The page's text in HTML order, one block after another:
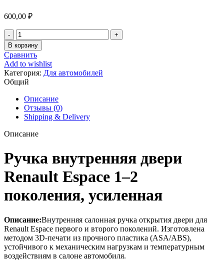
600,00 ₽
Количество
товара
Ручка
внутренняя
двери
espace
1-
2
В корзину
Сравнить
Add to wishlist
Категория: Для автомобилей
Общий
Описание
Отзывы (0)
Shipping & Delivery
Описание
Ручка внутренняя двери
Renault Espace 1–2
поколения, усиленная
Описание:Внутренняя салонная ручка открытия двери для
Renault Espace первого и второго поколений. Изготовлена
методом 3D-печати из прочного пластика (ASA/ABS),
устойчивого к механическим нагрузкам и температурным
воздействиям в салоне автомобиля.